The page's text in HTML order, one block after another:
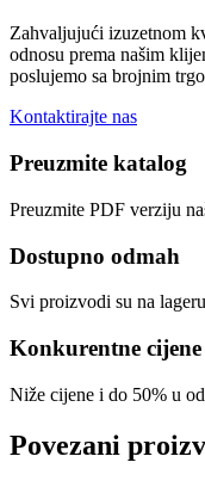
Zahvaljujući izuzetnom
odnosu prema našim
poslujemo sa brojnim
Kontaktirajte nas
Preuzmite katalog
Preuzmite PDF verziju
Dostupno odmah
Svi proizvodi su na
Konkurentne cijene
Niže cijene i do 50% u
Povezani